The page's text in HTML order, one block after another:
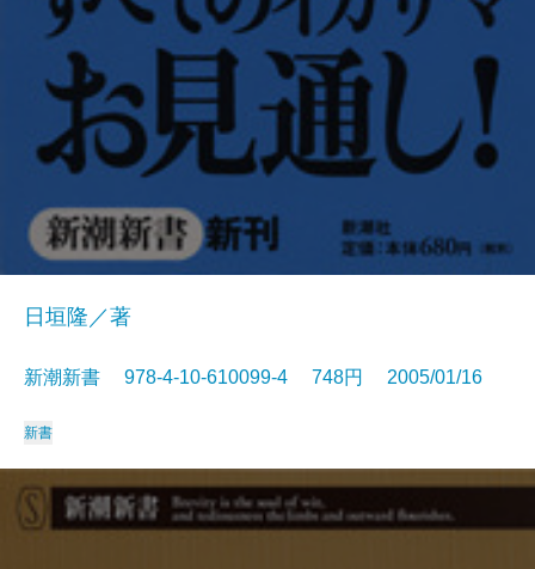
日垣隆／著
新潮新書 978-4-10-610099-4 748円 2005/01/16
新書